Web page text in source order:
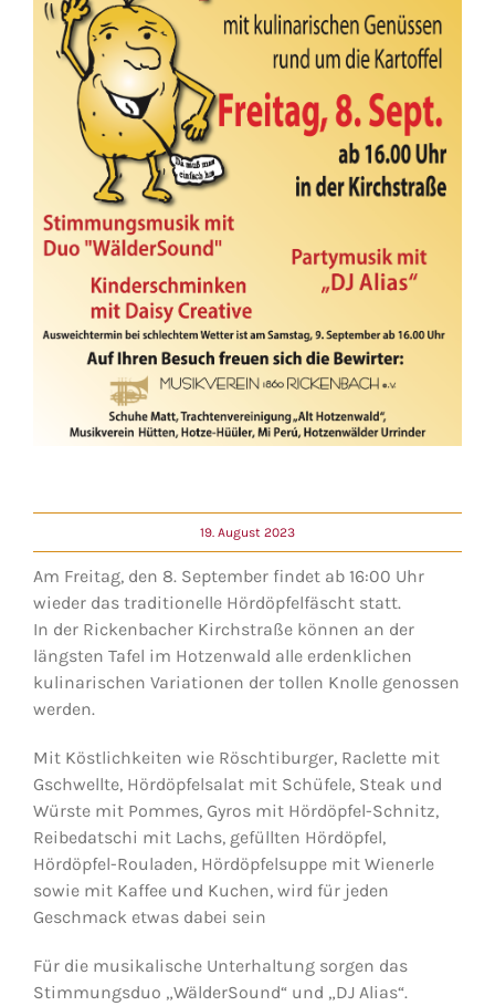
19. August 2023
Am Freitag, den 8. September findet ab 16:00 Uhr
wieder das traditionelle Hördöpfelfäscht statt.
In der Rickenbacher Kirchstraße können an der
längsten Tafel im Hotzenwald alle erdenklichen
kulinarischen Variationen der tollen Knolle genossen
werden.
Mit Köstlichkeiten wie Röschtiburger, Raclette mit
Gschwellte, Hördöpfelsalat mit Schüfele, Steak und
Würste mit Pommes, Gyros mit Hördöpfel-Schnitz,
Reibedatschi mit Lachs, gefüllten Hördöpfel,
Hördöpfel-Rouladen, Hördöpfelsuppe mit Wienerle
sowie mit Kaffee und Kuchen, wird für jeden
Geschmack etwas dabei sein
Für die musikalische Unterhaltung sorgen das
Stimmungsduo „WälderSound“ und „DJ Alias“.